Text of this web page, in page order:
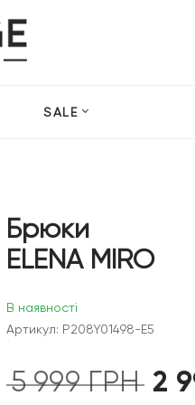
SALE
Брюки
ELENA MIRO
В наявності
Артикул: P208Y01498-E5
5 999ГРН 2